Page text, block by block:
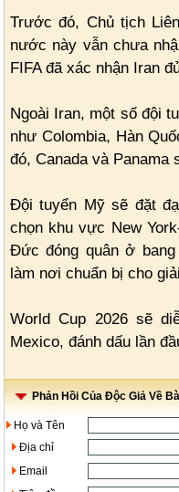
Trước đó, Chủ tịch
nước này vẫn chưa
FIFA đã xác nhận Iran
Ngoài Iran, một số đội
như Colombia, Hàn
đó, Canada và Panama
Đội tuyển Mỹ sẽ đặt
chọn khu vực New
Đức đóng quân ở
làm nơi chuẩn bị cho
World Cup 2026 sẽ
Mexico, đánh dấu lần
Phản Hồi Của Độc Giả Về
Họ và Tên
Địa chỉ
Email